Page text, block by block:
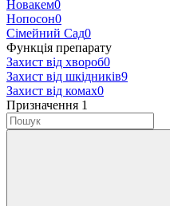
Новакем0
Нопосон0
Сімейний Сад0
Функція препарату
Захист від хвороб0
Захист від шкідників9
Захист від комах0
Призначення 1